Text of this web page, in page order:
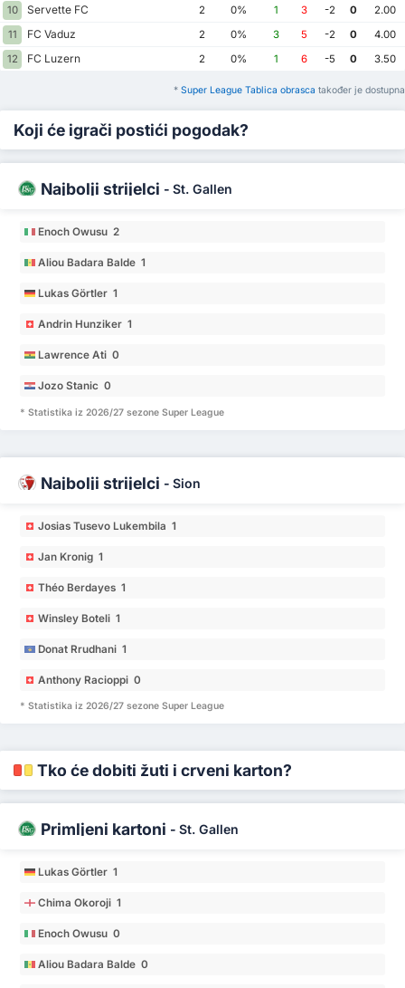
10
Servette FC 2 0% 1 3 -2 0
2.00
11
FC Vaduz 2 0% 3 5 -2 0
4.00
12
FC Luzern 2 0% 1 6 -5 0 3.50
* Super League Tablica obrasca također je dostupna
Koji će igrači postići pogodak?
Najbolji strijelci - St. Gallen
Enoch Owusu 2
Aliou Badara Balde 1
Lukas Görtler 1
Andrin Hunziker 1
Lawrence Ati 0
Jozo Stanic 0
* Statistika iz 2026/27 sezone Super League
Najbolji strijelci - Sion
Josias Tusevo Lukembila 1
Jan Kronig 1
Théo Berdayes 1
Winsley Boteli 1
Donat Rrudhani 1
Anthony Racioppi 0
* Statistika iz 2026/27 sezone Super League
Tko će dobiti žuti i crveni karton?
Primljeni kartoni - St. Gallen
Lukas Görtler 1
Chima Okoroji 1
Enoch Owusu 0
Aliou Badara Balde 0